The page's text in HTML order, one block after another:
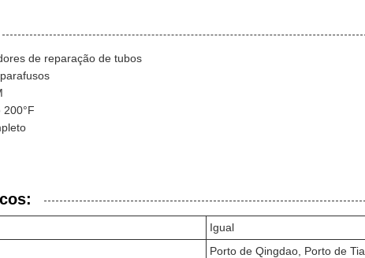
de reparação de tubos
200°F
Igual
Porto de Qingdao, Porto de